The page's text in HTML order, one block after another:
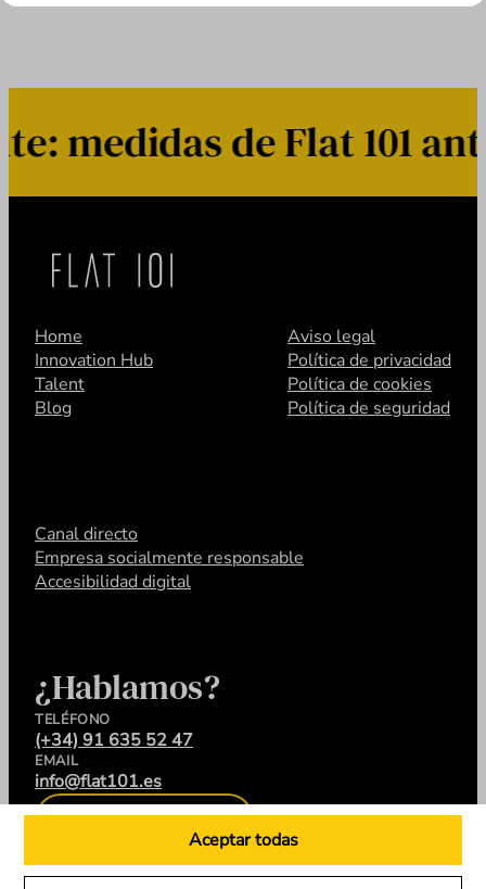
Aceptar todas
medidas de Flat 101
Home
Innovation Hub
Talent
Blog
Aviso legal
Política de privacidad
Política de cookies
Política de seguridad
Canal directo
Empresa socialmente responsable
Accesibilidad digital
¿Hablamos?
TELÉFONO
(+34) 91 635 52 47
EMAIL
info@flat101.es
CONTACTA